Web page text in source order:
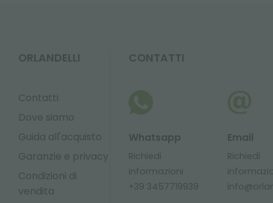
ORLANDELLI
Contatti
Dove siamo
Guida all'acquisto
Garanzie e privacy
Condizioni di
vendita
CONTATTI
Whatsapp
Richiedi
informazioni
+39 3457719939
Email
Richiedi